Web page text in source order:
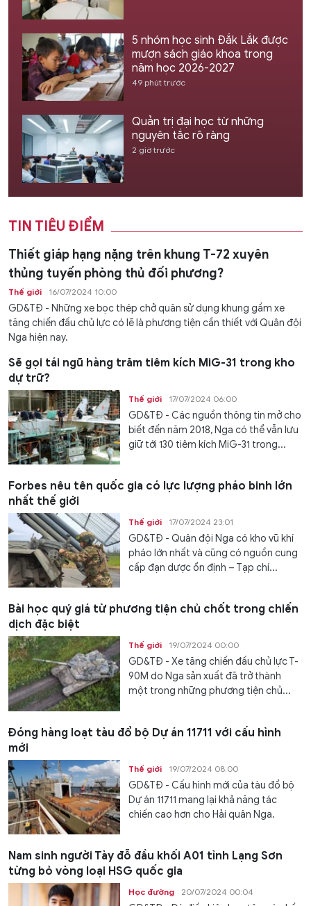
5 nhóm học sinh Đắk Lắk được
mượn sách giáo khoa trong
năm học 2026-2027
49 phút trước
Quản trị đại học từ những
nguyên tắc rõ ràng
2 giờ trước
TIN TIÊU ĐIỂM
Thiết giáp hạng nặng trên khung T-72 xuyên
thủng tuyến phòng thủ đối phương?
Thế giới 16/07/2024 10:00
GD&TĐ - Những xe bọc thép chở quân sử dụng khung gầm xe
tăng chiến đấu chủ lực có lẽ là phương tiện cần thiết với Quân đội
Nga hiện nay.
Sẽ gọi tái ngũ hàng trăm tiêm kích MiG-31 trong kho
dự trữ?
Thế giới 17/07/2024 06:00
GD&TĐ - Các nguồn thông tin mở cho
biết đến năm 2018, Nga có thể vẫn lưu
giữ tới 130 tiêm kích MiG-31 trong...
Forbes nêu tên quốc gia có lực lượng pháo binh lớn
nhất thế giới
Thế giới 17/07/2024 23:01
GD&TĐ - Quân đội Nga có kho vũ khí
pháo lớn nhất và cũng có nguồn cung
cấp đạn dược ổn định – Tạp chí...
Bài học quý giá từ phương tiện chủ chốt trong chiến
dịch đặc biệt
Thế giới 19/07/2024 00:00
GD&TĐ - Xe tăng chiến đấu chủ lực T-
90M do Nga sản xuất đã trở thành
một trong những phương tiện chủ...
Đóng hàng loạt tàu đổ bộ Dự án 11711 với cấu hình
mới
Thế giới 19/07/2024 08:00
GD&TĐ - Cấu hình mới của tàu đổ bộ
Dự án 11711 mang lại khả năng tác
chiến cao hơn cho Hải quân Nga.
Nam sinh người Tày đỗ đầu khối A01 tỉnh Lạng Sơn
từng bỏ vòng loại HSG quốc gia
Học đường 20/07/2024 00:04